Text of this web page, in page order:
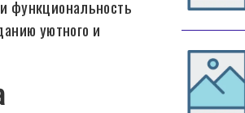
функциональность
уютного и